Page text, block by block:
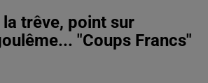
trêve, point sur
"Coups Francs"